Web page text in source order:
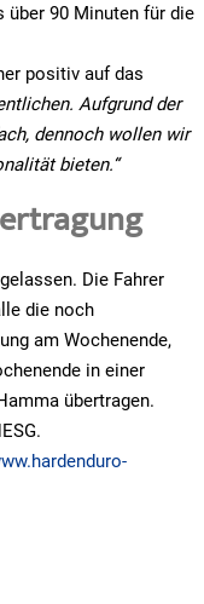
über 90 Minuten für die
positiv auf das
Aufgrund der
dennoch wollen wir
bieten.“
Die Fahrer
die noch
am Wochenende,
in einer
übertragen.